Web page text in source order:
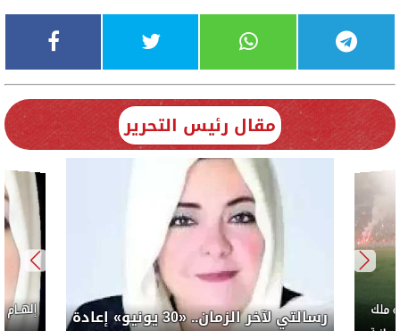
مقال رئيس التحرير
رسالتي لآخر الزمان.. «30 يونيو» إعادة
ملك